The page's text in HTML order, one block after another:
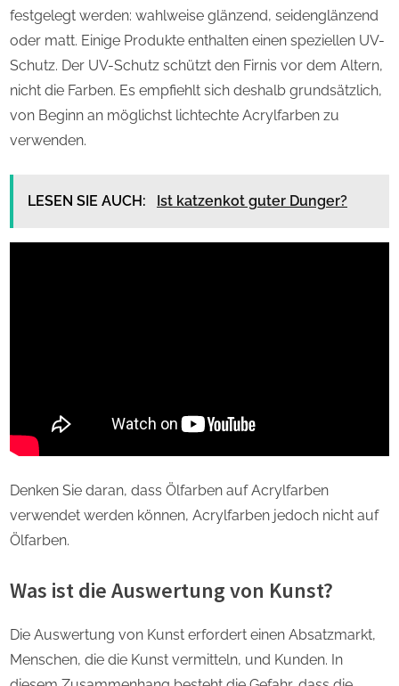
festgelegt werden: wahlweise glänzend, seidenglänzend
oder matt. Einige Produkte enthalten einen speziellen UV-
Schutz. Der UV-Schutz schützt den Firnis vor dem Altern,
nicht die Farben. Es empfiehlt sich deshalb grundsätzlich,
von Beginn an möglichst lichtechte Acrylfarben zu
verwenden.
LESEN SIE AUCH: Ist katzenkot guter Dunger?
Denken Sie daran, dass Ölfarben auf Acrylfarben
verwendet werden können, Acrylfarben jedoch nicht auf
Ölfarben.
Was ist die Auswertung von Kunst?
Die Auswertung von Kunst erfordert einen Absatzmarkt,
Menschen, die die Kunst vermitteln, und Kunden. In